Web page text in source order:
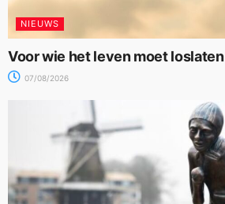
NIEUWS
Voor wie het leven moet loslaten
07/08/2026